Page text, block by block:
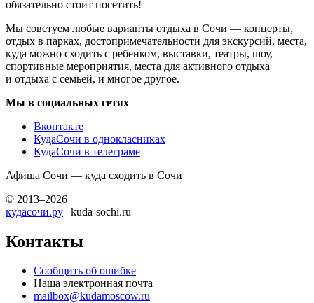
обязательно стоит посетить!
Мы советуем любые варианты отдыха в Сочи — концерты,
отдых в парках, достопримечательности для экскурсий, места,
куда можно сходить с ребенком, выставки, театры, шоу,
спортивные мероприятия, места для активного отдыха
и отдыха с семьей, и многое другое.
Мы в социальных сетях
Вконтакте
КудаСочи в однокласниках
КудаСочи в телеграме
Афиша Сочи — куда сходить в Сочи
© 2013–2026
кудасочи.ру | kuda-sochi.ru
Контакты
Сообщить об ошибке
Наша электронная почта
mailbox@kudamoscow.ru